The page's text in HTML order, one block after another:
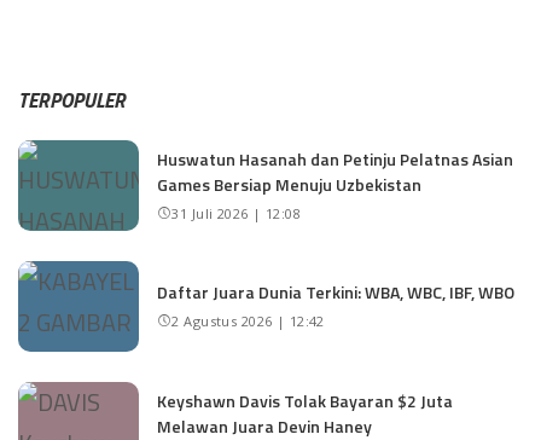
TERPOPULER
Huswatun Hasanah dan Petinju Pelatnas Asian
Games Bersiap Menuju Uzbekistan
31 Juli 2026 | 12:08
Daftar Juara Dunia Terkini: WBA, WBC, IBF, WBO
2 Agustus 2026 | 12:42
Keyshawn Davis Tolak Bayaran $2 Juta
Melawan Juara Devin Haney